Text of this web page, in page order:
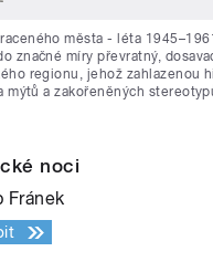
města - léta
značné míry převratný,
regionu, jehož zahlazenou
mýtů a zakořeněných
noci
Fránek